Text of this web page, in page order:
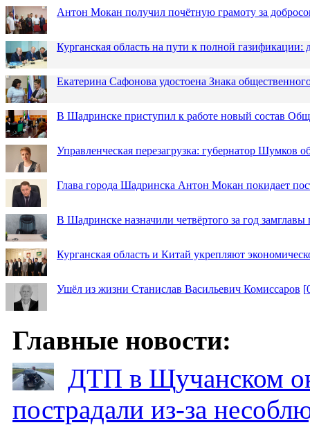
Антон Мокан получил почётную грамоту за
Курганская область на пути к полной
Екатерина Сафонова удостоена Знака
В Шадринске приступил к работе новый состав
Управленческая перезагрузка: губернатор Шумков
Глава города Шадринска Антон Мокан покидает
В Шадринске назначили четвёртого за год замглавы
Курганская область и Китай укрепляют
Ушёл из жизни Станислав Васильевич Комиссаров [
Главные новости:
ДТП в Щучанском
пострадали из-за